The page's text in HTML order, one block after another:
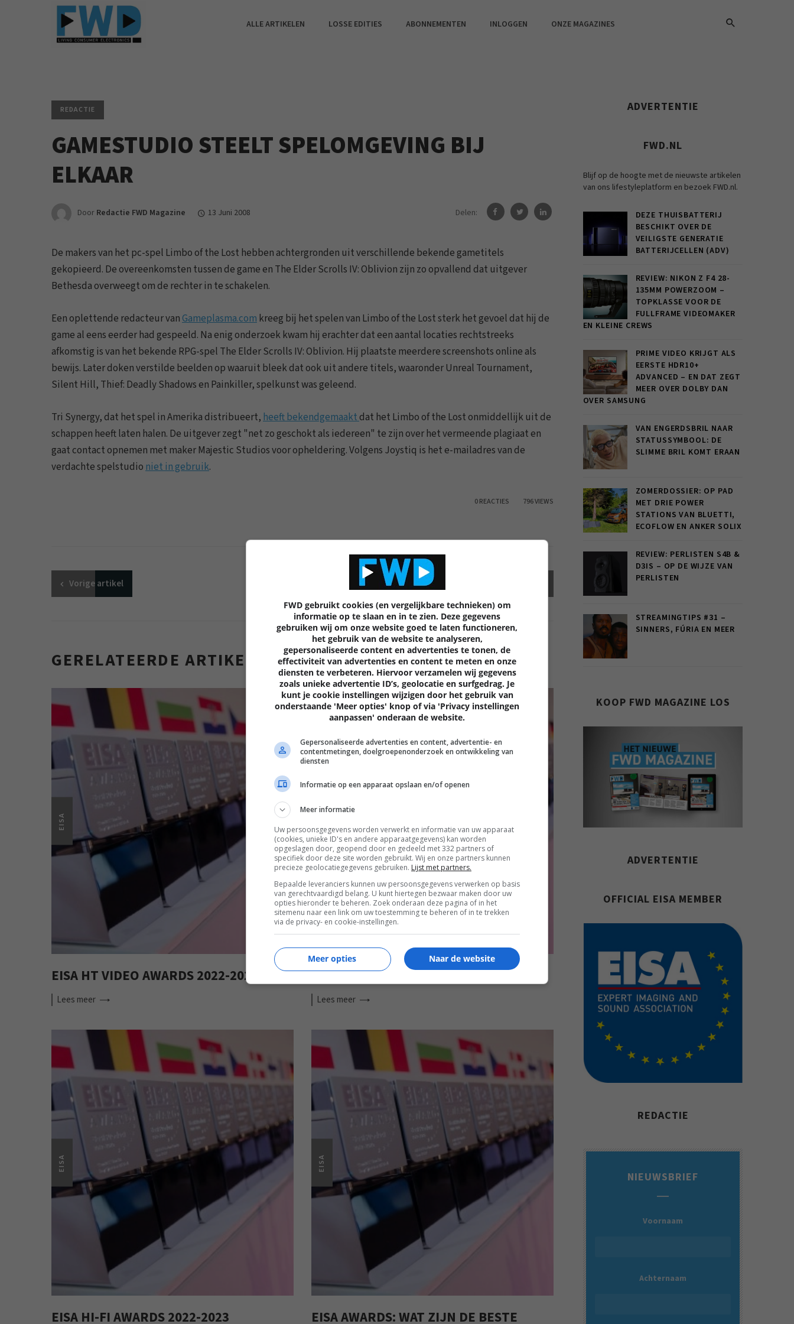
ALLE ARTIKELEN LOSSE EDITIES ABONNEMENTEN INLOGGEN ONZE MAGAZINES
REDACTIE
GAMESTUDIO STEELT SPELOMGEVING BIJ
ELKAAR
Door Redactie FWD Magazine 13 Juni 2008 Delen:
De makers van het pc-spel Limbo of the Lost hebben achtergronden uit verschillende bekende gametitels
gekopieerd. De overeenkomsten tussen de game en The Elder Scrolls IV: Oblivion zijn zo opvallend dat uitgever
Bethesda overweegt om de rechter in te schakelen.
Een oplettende redacteur vanGameplasma.comkreeg bij het spelen van Limbo of the Lost sterk het gevoel dat hij de
game al eens eerder had gespeeld. Na enig onderzoek kwam hij erachter dat een aantal locaties rechtstreeks
afkomstig is van het bekende RPG-spel The Elder Scrolls IV: Oblivion. Hij plaatste meerdere screenshots online als
bewijs. Later doken verstilde beelden op waaruit bleek dat ook uit andere titels, waaronder Unreal Tournament,
Silent Hill, Thief: Deadly Shadows en Painkiller, spelkunst was geleend.
Tri Synergy, dat het spel in Amerika distribueert,heeft bekendgemaaktdat het Limbo of the Lost onmiddellijk uit de
schappen heeft laten halen. De uitgever zegt "net zo geschokt als iedereen" te zijn over het vermeende plagiaat en
gaat contact opnemen met maker Majestic Studios voor opheldering. Volgens Joystiq is het e-mailadres van de
verdachte spelstudioniet in gebruik.
0 REACTIES 796 VIEWS
Vorigeartikel
GERELATEERDE ARTIKELEN
EISA
EISA HT VIDEO AWARDS 2022-2023
Lees meer
EISA HT AUDIO AWARDS 2022-2023
Lees meer
EISA
EISA HI-FI AWARDS 2022-2023
EISA
EISA AWARDS: WAT ZIJN DE BESTE
ADVERTENTIE
FWD.NL
Blijf op de hoogte met de nieuwste artikelen
van ons lifestyleplatform en bezoek FWD.nl.
DEZE THUISBATTERIJ
BESCHIKT OVER DE
VEILIGSTE GENERATIE
BATTERIJCELLEN (ADV)
REVIEW: NIKON Z F4 28-
135MM POWERZOOM –
TOPKLASSE VOOR DE
FULLFRAME VIDEOMAKER
EN KLEINE CREWS
PRIME VIDEO KRIJGT ALS
EERSTE HDR10+
ADVANCED – EN DAT ZEGT
MEER OVER DOLBY DAN
OVER SAMSUNG
VAN ENGERDSBRIL NAAR
STATUSSYMBOOL: DE
SLIMME BRIL KOMT ERAAN
ZOMERDOSSIER: OP PAD
MET DRIE POWER
STATIONS VAN BLUETTI,
ECOFLOW EN ANKER SOLIX
REVIEW: PERLISTEN S4B &
D3IS – OP DE WIJZE VAN
PERLISTEN
STREAMINGTIPS #31 –
SINNERS, FÚRIA EN MEER
KOOP FWD MAGAZINE LOS
ADVERTENTIE
OFFICIAL EISA MEMBER
REDACTIE
NIEUWSBRIEF
Voornaam
Achternaam
FWD gebruikt cookies (en vergelijkbare technieken) om
informatie op te slaan en in te zien. Deze gegevens
gebruiken wij om onze website goed te laten functioneren,
het gebruik van de website te analyseren,
gepersonaliseerde content en advertenties te tonen, de
effectiviteit van advertenties en content te meten en onze
diensten te verbeteren. Hiervoor verzamelen wij gegevens
zoals unieke advertentie ID’s, geolocatie en surfgedrag. Je
kunt je cookie instellingen wijzigen door het gebruik van
onderstaande 'Meer opties' knop of via 'Privacy instellingen
aanpassen' onderaan de website.
Gepersonaliseerde advertenties en content, advertentie- en
contentmetingen, doelgroepenonderzoek en ontwikkeling van
diensten
Informatie op een apparaat opslaan en/of openen
Meer informatie
Uw persoonsgegevens worden verwerkt en informatie van uw apparaat
(cookies, unieke ID's en andere apparaatgegevens) kan worden
opgeslagen door, geopend door en gedeeld met 332 partners of
specifiek door deze site worden gebruikt. Wij en onze partners kunnen
precieze geolocatiegegevens gebruiken. Lijst met partners.
Bepaalde leveranciers kunnen uw persoonsgegevens verwerken op basis
van gerechtvaardigd belang. U kunt hiertegen bezwaar maken door uw
opties hieronder te beheren. Zoek onderaan deze pagina of in het
sitemenu naar een link om uw toestemming te beheren of in te trekken
via de privacy- en cookie-instellingen.
Naar de website
Meer opties